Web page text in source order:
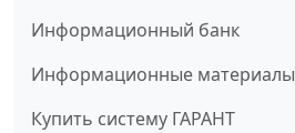
Информационный банк
Информационные материалы
Купить систему ГАРАНТ